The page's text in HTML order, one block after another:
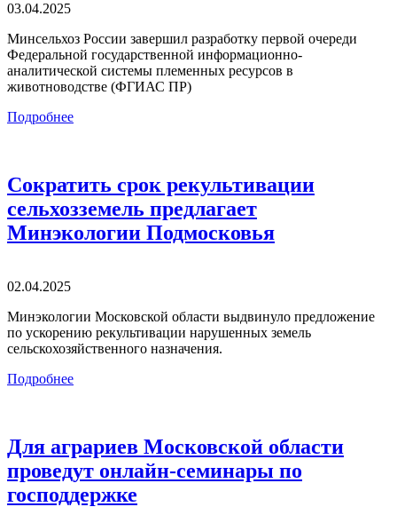
03.04.2025
Минсельхоз России завершил разработку первой очереди
Федеральной государственной информационно-
аналитической системы племенных ресурсов в
животноводстве (ФГИАС ПР)
Подробнее
Сократить срок рекультивации
сельхозземель предлагает
Минэкологии Подмосковья
02.04.2025
Минэкологии Московской области выдвинуло предложение
по ускорению рекультивации нарушенных земель
сельскохозяйственного назначения.
Подробнее
Для аграриев Московской области
проведут онлайн-семинары по
господдержке